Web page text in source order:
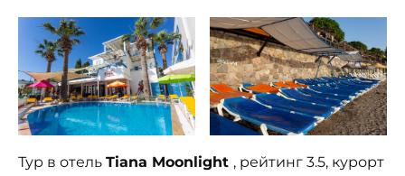
Тур в отель Tiana Moonlight , рейтинг 3.5, курорт